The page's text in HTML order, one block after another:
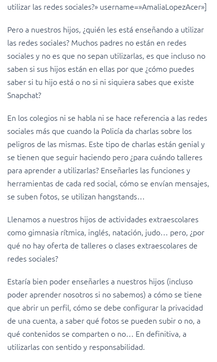
utilizar las redes sociales?» username=»AmaliaLopezAcer»]
Pero a nuestros hijos, ¿quién les está enseñando a utilizar
las redes sociales? Muchos padres no están en redes
sociales y no es que no sepan utilizarlas, es que incluso no
saben si sus hijos están en ellas por que ¿cómo puedes
saber si tu hijo está o no si ni siquiera sabes que existe
Snapchat?
En los colegios ni se habla ni se hace referencia a las redes
sociales más que cuando la Policía da charlas sobre los
peligros de las mismas. Este tipo de charlas están genial y
se tienen que seguir haciendo pero ¿para cuándo talleres
para aprender a utilizarlas? Enseñarles las funciones y
herramientas de cada red social, cómo se envían mensajes,
se suben fotos, se utilizan hangstands…
Llenamos a nuestros hijos de actividades extraescolares
como gimnasia rítmica, inglés, natación, judo… pero, ¿por
qué no hay oferta de talleres o clases extraescolares de
redes sociales?
Estaría bien poder enseñarles a nuestros hijos (incluso
poder aprender nosotros si no sabemos) a cómo se tiene
que abrir un perfil, cómo se debe configurar la privacidad
de una cuenta, a saber qué fotos se pueden subir o no, a
qué contenidos se comparten o no… En definitiva, a
utilizarlas con sentido y responsabilidad.